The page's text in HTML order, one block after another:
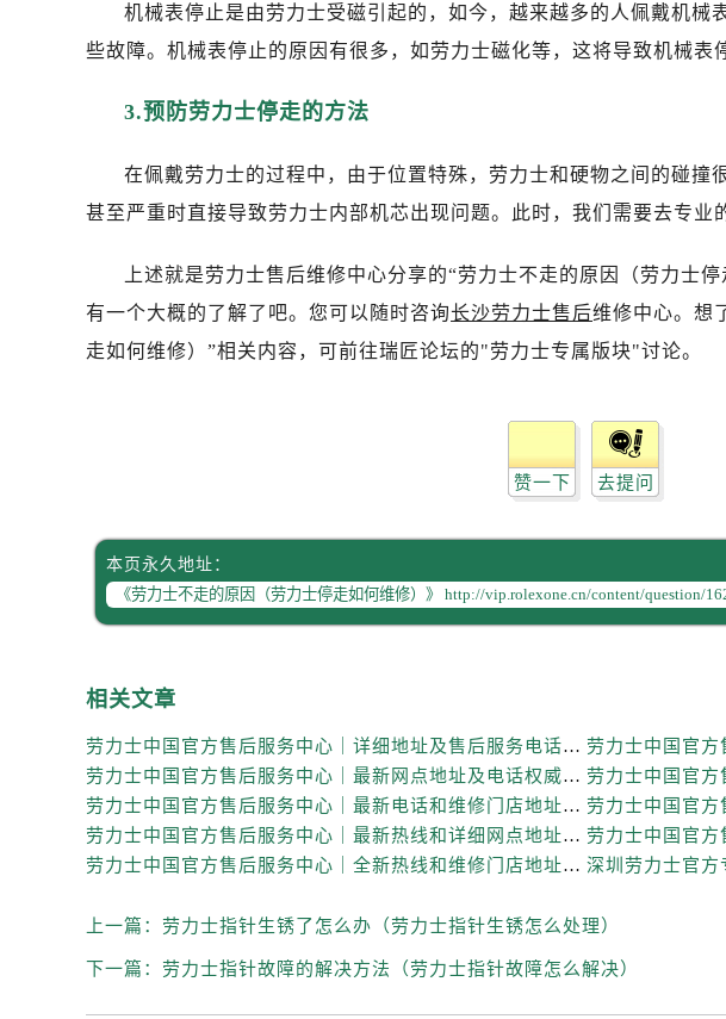
长春市朝阳区西安大路727号中银大厦A座(旺进大厦)18层
贵阳市南明区都司高架桥路33号亨特国际金融中心14楼14D
石家庄市长安区中山东路39号勒泰中心写字楼B座13层07室
海口市龙华区金贸东路5号海口华润大厦B座17层1707室（
唐山市路南区新华东道100号万达广场写字楼A座10层1002
内蒙古自治区呼和浩特市玉泉区大学西街70号华润万象城
甘肃省兰州市七里河区西津西路16号兰州中心写字楼21层
重庆市解放碑渝中区民权路28号英利国际金融中心写字楼20
黑龙江省黑河市爱辉区中央街劳力士售后服务中心（需提前
黑龙江省鸡西市鸡冠区红军路劳力士售后服务中心（需提前
黑龙江省七台河市桃山区大同街劳力士售后服务中心（需提
吉林省白城市洮北区明仁南街劳力士售后服务中心（需提前
吉林省白山市浑江区浑江大街劳力士售后服务中心（需提前
吉林省吉林市船营区河南街劳力士售后服务中心（需提前预
吉林省辽源市龙山区人民大街劳力士售后服务中心（需提前
吉林省四平市铁东区紫气大路与南九经街交汇处劳力士售后
吉林省通化市东昌区环通乡江南大街劳力士售后服务中心（
机械表停止是由劳力士受磁引起的，如今，越来越多的人佩戴机械
些故障。机械表停止的原因有很多，如劳力士磁化等，这将导致机械表
3.预防劳力士停走的方法
在佩戴劳力士的过程中，由于位置特殊，劳力士和硬物之间的碰撞
甚至严重时直接导致劳力士内部机芯出现问题。此时，我们需要去专业
上述就是劳力士售后维修中心分享的“劳力士不走的原因（劳力士
有一个大概的了解了吧。您可以随时咨询长沙劳力士售后维修中心。想
走如何维修）”相关内容，可前往瑞匠论坛的"劳力士专属版块"讨论。
赞一下 去提问
本页永久地址：
相关文章
劳力士中国官方售后服务中心｜详细地址及售后服务电话权威信息通知（2026年7月最新）
劳力士中国官方售后服务中心｜最新网点地址及电话权威信息声明（2026年7月最新）
劳力士中国官方售后服务中心｜最新电话和维修门店地址权威信息声明（2026年7月最新）
劳力士中国官方售后服务中心｜最新热线和详细网点地址权威信息声明（2026年7月最新）
劳力士中国官方售后服务中心｜全新热线和维修门店地址权威信息声明（2026年7月最新）
上一篇： 劳力士指针生锈了怎么办（劳力士指针生锈怎么处理）
下一篇： 劳力士指针故障的解决方法（劳力士指针故障怎么解决）